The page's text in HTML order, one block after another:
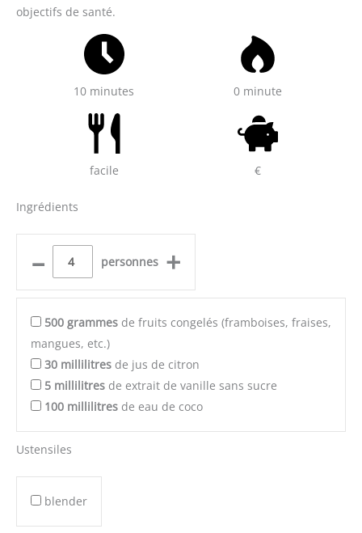
objectifs de santé.
10 minutes 0 minute
facile €
Ingrédients
– personnes +
500 grammes de fruits congelés (framboises, fraises,
mangues, etc.)
30 millilitres de jus de citron
5 millilitres de extrait de vanille sans sucre
100 millilitres de eau de coco
Ustensiles
blender